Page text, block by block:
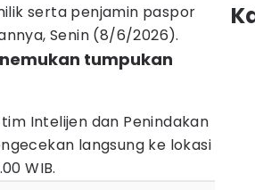
serta penjamin paspor
Senin (8/6/2026).
tumpukan
Intelijen dan Penindakan
langsung ke lokasi
WIB.